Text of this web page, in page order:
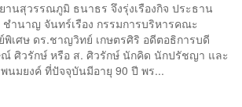
นสุวรรณภูมิ ธนาธร จึงรุ่งเรืองกิจ ประธาน
ำนาญ จันทร์เรือง กรรมการบริหารคณะ
เศษ ดร.ชาญวิทย์ เกษตรศิริ อดีตอธิการบดี
ศิวรักษ์ หรือ ส. ศิวรักษ์ นักคิด นักปรัชญา และ
นมยงค์ ที่ปัจจุบันมีอายุ 90 ปี พร...